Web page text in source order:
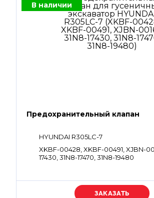
В наличии
Предохранительный клапан
HYUNDAI R305LC-7
XKBF-00428, XKBF-00491, XJBN-
17430, 31N8-17470, 31N8-19480
Уточняйте цену